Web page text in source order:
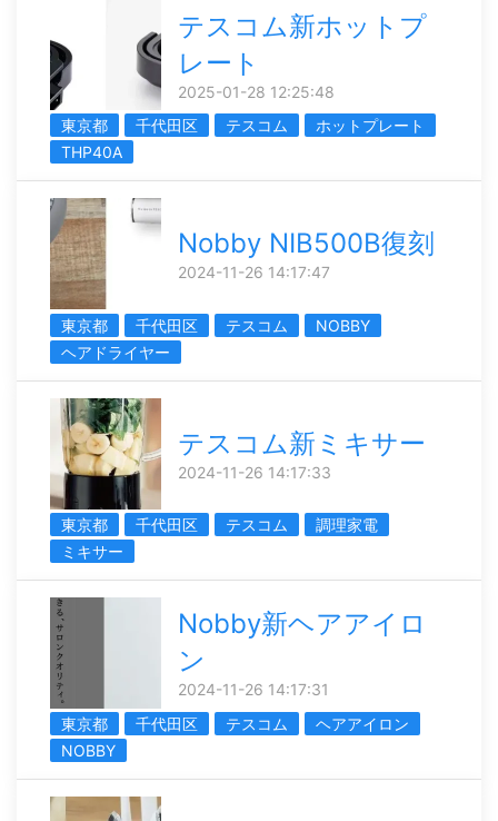
テスコム新ホットプ
レート
2025-01-28 12:25:48
東京都
千代田区 テスコム
ホットプレート
THP40A
Nobby NIB500B復刻
2024-11-26 14:17:47
東京都 千代田区 テスコム
NOBBY
ヘアドライヤー
テスコム新ミキサー
2024-11-26 14:17:33
東京都 千代田区 テスコム
調理家電
ミキサー
Nobby新ヘアアイロ
ン
2024-11-26 14:17:31
東京都
千代田区 テスコム
ヘアアイロン
NOBBY